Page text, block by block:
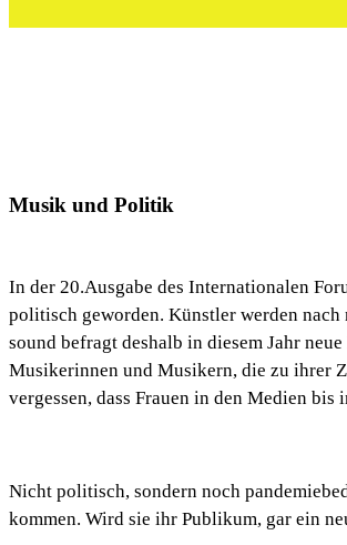
Musik und Politik
In der 20.Ausgabe des Internationalen
politisch geworden. Künstler werden
sound befragt deshalb in diesem Jahr
Musikerinnen und Musikern, die zu ihrer
vergessen, dass Frauen in den Medien
Nicht politisch, sondern noch
kommen. Wird sie ihr Publikum, gar ein